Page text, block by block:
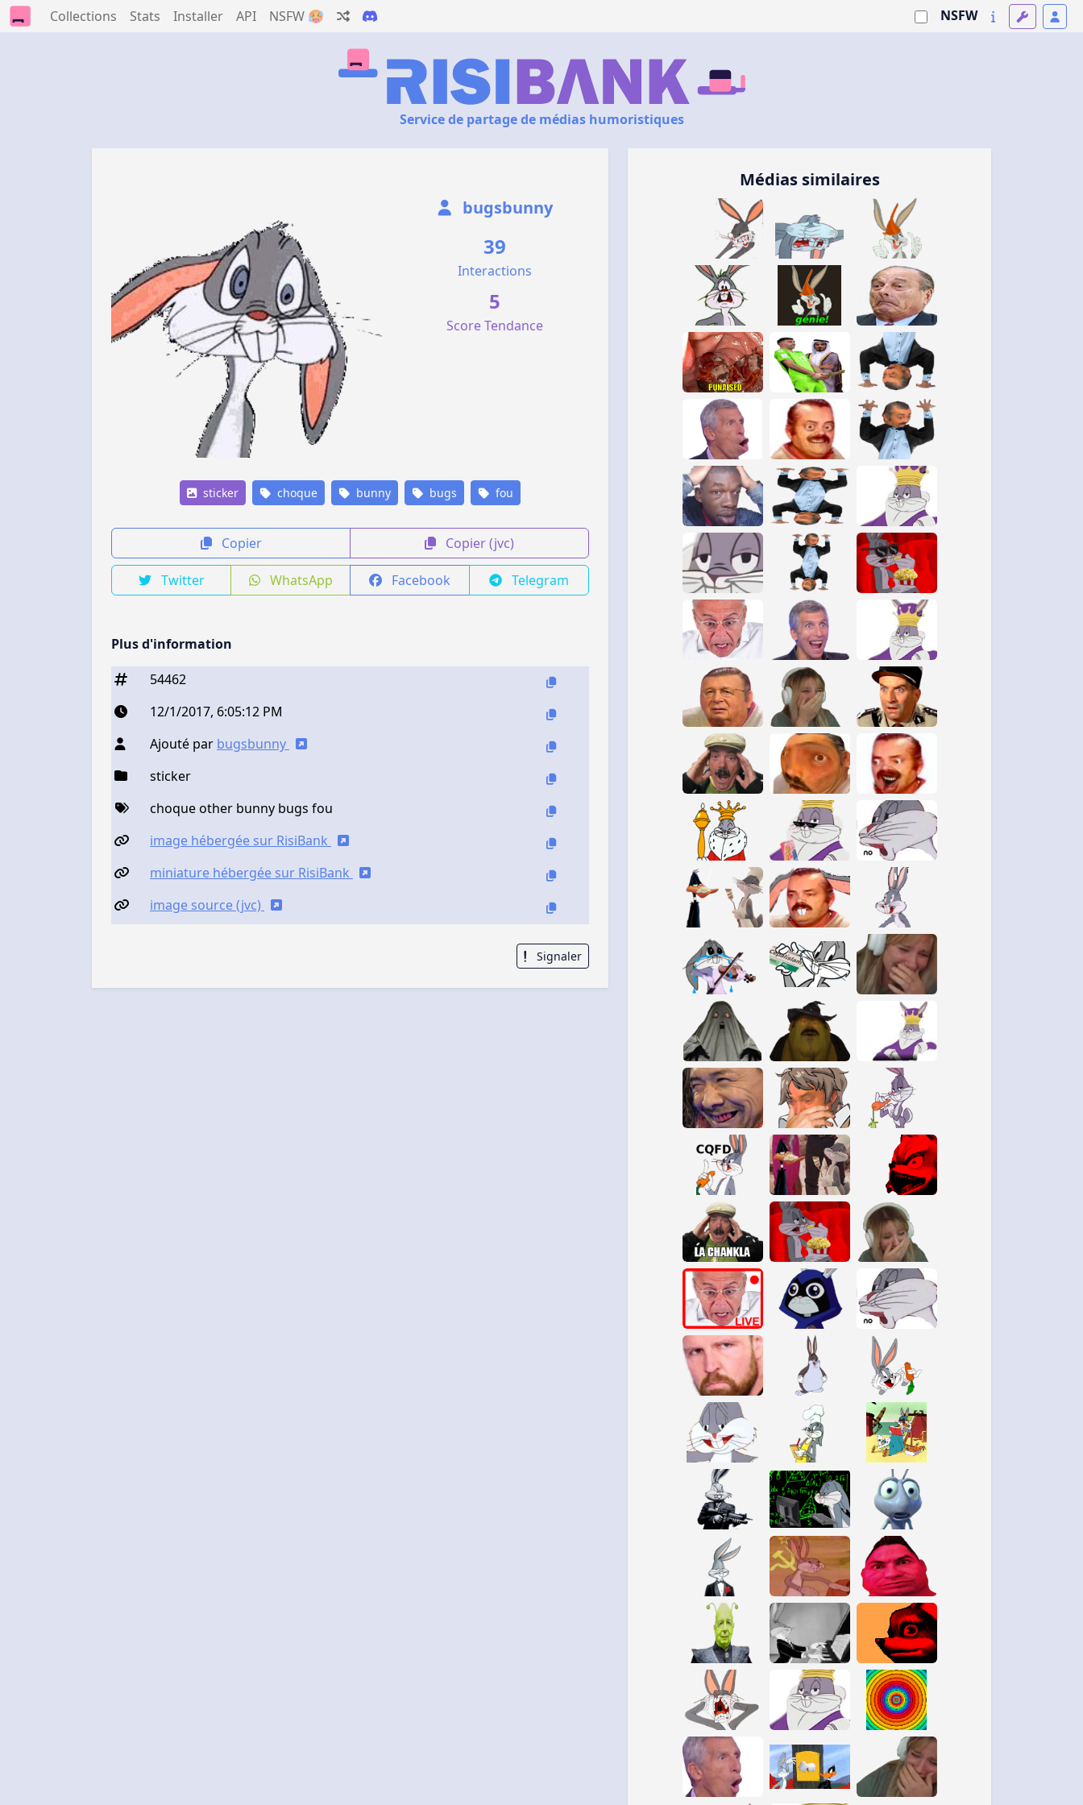
Collections Stats Installer API NSFW 🥵 NSFW
Service de partage de médias humoristiques
bugsbunny
39
Interactions
5
Score Tendance
sticker choque bunny bugs fou
Copier Copier (jvc)
Twitter WhatsApp Facebook Telegram
Plus d'information
54462
12/1/2017, 6:05:12 PM
Ajouté par bugsbunny
sticker
choque other bunny bugs fou
image hébergée sur RisiBank
miniature hébergée sur RisiBank
image source (jvc)
Signaler
Médias similaires